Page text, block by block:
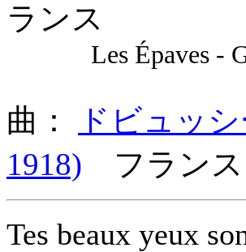
ランス
Les Épaves -
曲：
ドビュッ
1918) フラン
Tes beaux yeux